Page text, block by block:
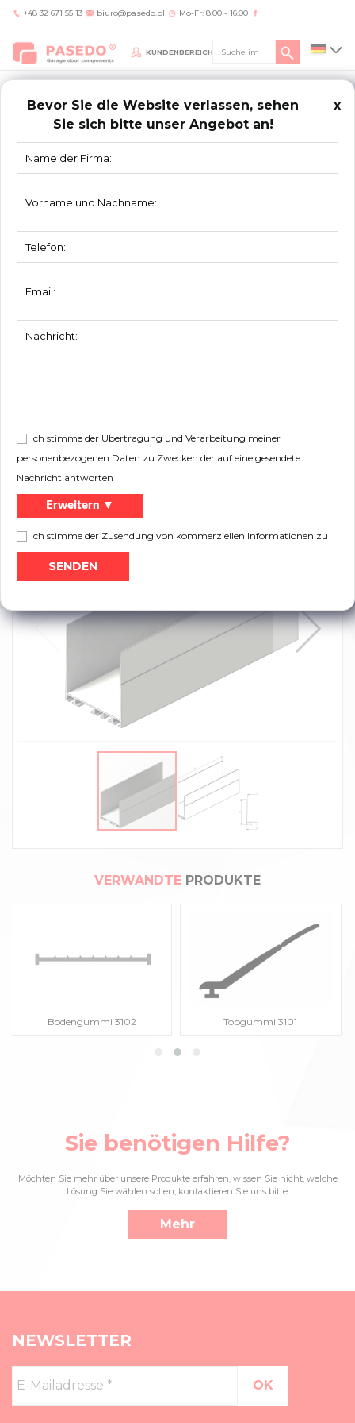
+48 32 671 55 13 biuro@pasedo.pl Mo-Fr: 8:00 - 16:00
KUNDENBEREICH
Bevor Sie die Website verlassen, sehen
Sie sich bitte unser Angebot an!
x
Ich stimme der Übertragung und Verarbeitung meiner
personenbezogenen Daten zu Zwecken der auf eine gesendete
Nachricht antworten
Erweitern ▼
Ich stimme der Zusendung von kommerziellen Informationen zu
Home/Produkte /Umfassungsprofile
UMFASSUNGSPROFILE
Umfassungsprofil 2061 Roh
Material:
Aluminium
Einheit:
Verpackung:
12 St.
Aluminiumprofil oben/unten für 60 mm
Flugblatt:
VERWANDTE PRODUKTE
Bodengummi 3102 Topgummi 3101
Sie benötigen Hilfe?
Möchten Sie mehr über unsere Produkte erfahren, wissen Sie nicht, welche
Lösung Sie wählen sollen, kontaktieren Sie uns bitte.
Mehr
NEWSLETTER
Mailadresse
*